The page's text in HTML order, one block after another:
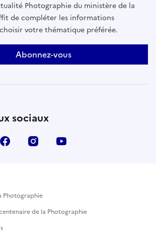
Photographie du ministère de la
de compléter les informations
votre thématique préférée.
Abonnez-vous
sociaux
Facebook Instagram
Photographie
de la Photographie